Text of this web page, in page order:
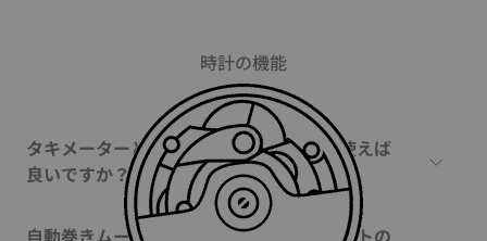
時計の機能
タキメーターとは何ですか、どのように使えば
良いですか？
自動巻きムーブメントと手巻きムーブメントの